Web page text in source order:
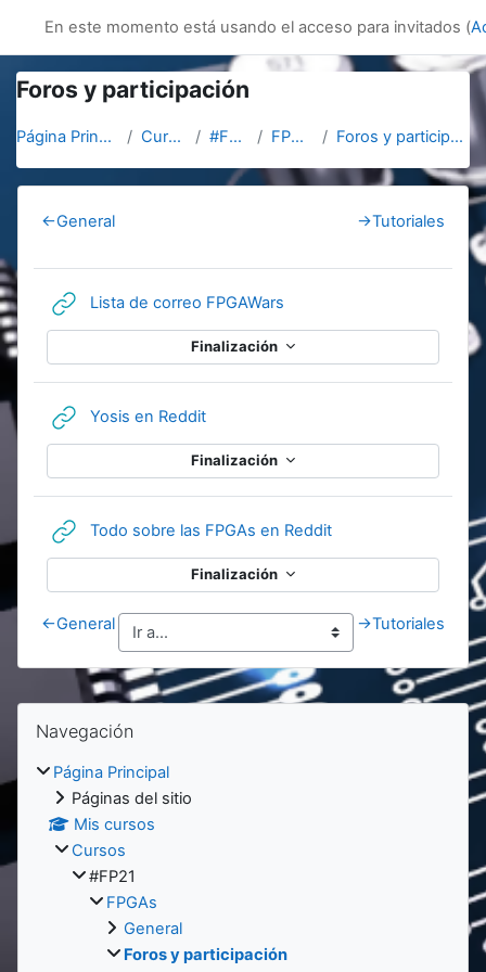
innovacion
En este momento está usando el acceso para invitados (
Foros y participación
Página Principal Cursos #FP21 FPGAs Foros y participación
Section outline
←General →Tutoriales
Lista de correo FPGAWars
Finalización
Yosis en RedditURL
Finalización
Todo sobre las FPGAs en RedditURL
Finalización
←General →Tutoriales
Bloques
Bloques
Salta Navegación
Navegación
Página Principal
Páginas del sitio
Mis cursos
Cursos
#FP21
FPGAs
General
Foros y participación